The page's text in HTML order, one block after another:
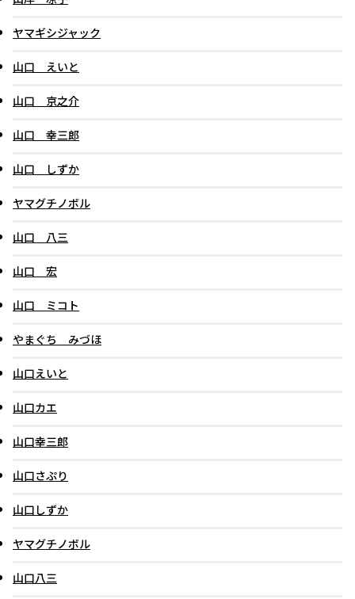
ヤマギシジャック
山口 えいと
山口 京之介
山口 幸三郎
山口 しずか
ヤマグチノボル
山口 八三
山口 宏
山口 ミコト
やまぐち みづほ
山口えいと
山口カエ
山口幸三郎
山口さぷり
山口しずか
ヤマグチノボル
山口八三